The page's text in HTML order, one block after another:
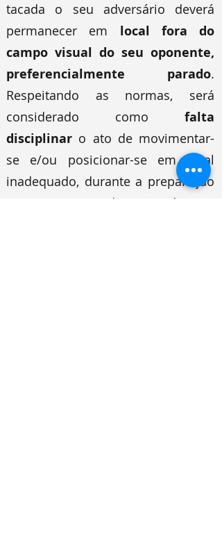
tacada o seu adversário deverá
permanecer em local fora do
campo visual do seu oponente,
preferencialmente parado.
Respeitando as normas, será
considerado como falta
disciplinar o ato de movimentar-
se e/ou posicionar-se em local
inadequado, durante a preparação
e/ou execução da ação do seu